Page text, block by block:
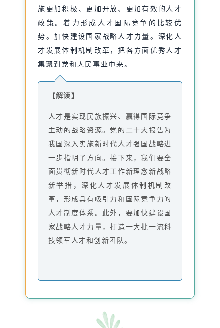
施更加积极、更加开放、更加有效的人才
政策。着力形成人才国际竞争的比较优
势。加快建设国家战略人才力量。深化人
才发展体制机制改革，把各方面优秀人才
集聚到党和人民事业中来。
【解读】
人才是实现民族振兴、赢得国际竞争
主动的战略资源。党的二十大报告为
我国深入实施新时代人才强国战略进
一步指明了方向。接下来，我们要全
面贯彻新时代人才工作新理念新战略
新举措，深化人才发展体制机制改
革，形成具有吸引力和国际竞争力的
人才制度体系。此外，要加快建设国
家战略人才力量，打造一大批一流科
技领军人才和创新团队。